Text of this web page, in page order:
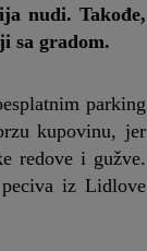
nudi. Takođe,
sa gradom.
parking
kupovinu, jer
redove i gužve.
iz Lidlove